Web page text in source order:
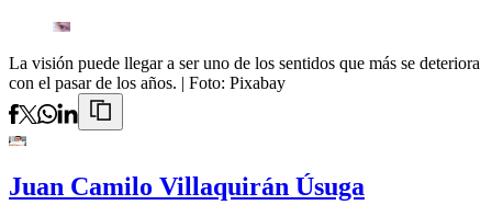
La visión puede llegar a ser uno de los sentidos que más se deteriora
con el pasar de los años. | Foto: Pixabay
Juan Camilo Villaquirán Úsuga